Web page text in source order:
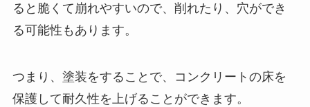
ると脆くて崩れやすいので、削れたり、穴ができ
る可能性もあります。
つまり、塗装をすることで、コンクリートの床を
保護して耐久性を上げることができます。